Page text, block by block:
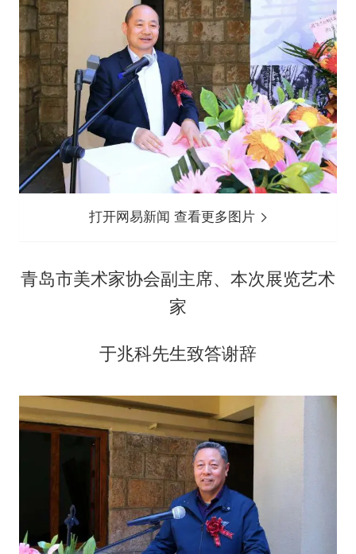
打开网易新闻 查看更多图片
青岛市美术家协会副主席、本次展览艺术
家
于兆科先生致答谢辞